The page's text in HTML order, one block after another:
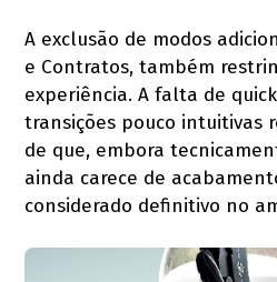
A exclusão de modos
e Contratos, também
experiência. A falta de
transições pouco intuitivas
de que, embora
ainda carece de
considerado definitivo no